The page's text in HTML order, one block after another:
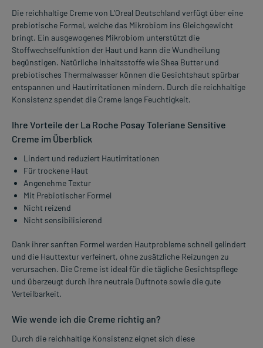
Die reichhaltige Creme von L'Oreal Deutschland verfügt über eine
prebiotische Formel, welche das Mikrobiom ins Gleichgewicht
bringt. Ein ausgewogenes Mikrobiom unterstützt die
Stoffwechselfunktion der Haut und kann die Wundheilung
begünstigen. Natürliche Inhaltsstoffe wie Shea Butter und
prebiotisches Thermalwasser können die Gesichtshaut spürbar
entspannen und Hautirritationen mindern. Durch die reichhaltige
Konsistenz spendet die Creme lange Feuchtigkeit.
Ihre Vorteile der La Roche Posay Toleriane Sensitive
Creme im Überblick
Lindert und reduziert Hautirritationen
Für trockene Haut
Angenehme Textur
Mit Prebiotischer Formel
Nicht reizend
Nicht sensibilisierend
Dank ihrer sanften Formel werden Hautprobleme schnell gelindert
und die Hauttextur verfeinert, ohne zusätzliche Reizungen zu
verursachen. Die Creme ist ideal für die tägliche Gesichtspflege
und überzeugt durch ihre neutrale Duftnote sowie die gute
Verteilbarkeit.
Wie wende ich die Creme richtig an?
Durch die reichhaltige Konsistenz eignet sich diese